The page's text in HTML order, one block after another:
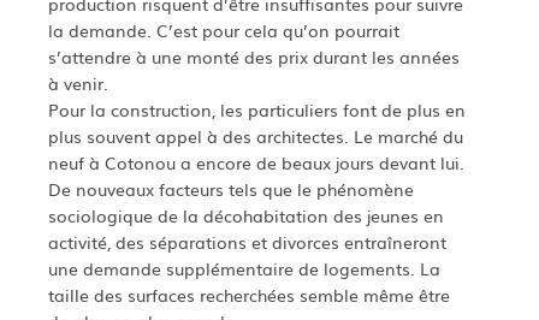
la demande. C’est pour cela qu’on pourrait
s’attendre à une monté des prix durant les années
à venir.
Pour la construction, les particuliers font de plus en
plus souvent appel à des architectes. Le marché du
neuf à Cotonou a encore de beaux jours devant lui.
De nouveaux facteurs tels que le phénomène
sociologique de la décohabitation des jeunes en
activité, des séparations et divorces entraîneront
une demande supplémentaire de logements. La
taille des surfaces recherchées semble même être